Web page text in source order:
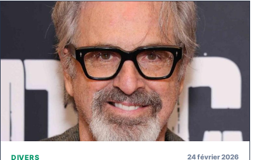
DIVERS 24 février 2026